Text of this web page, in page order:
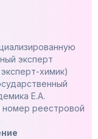
эксперт
химик)
Е.А.
номер реестровой